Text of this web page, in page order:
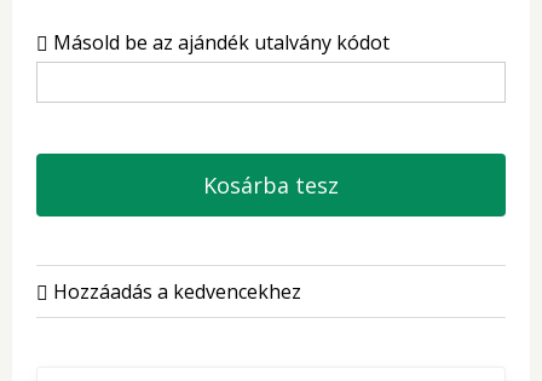
Másold be az ajándék utalvány kódot
Kosárba tesz
Hozzáadás a kedvencekhez